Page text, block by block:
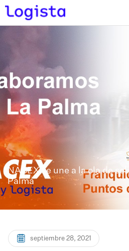
NACEX se une a la ola de
Palma
septiembre 28, 2021